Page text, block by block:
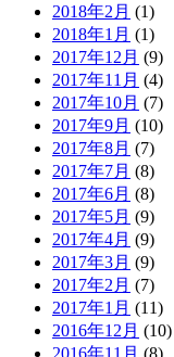
2018年2月 (1)
2018年1月 (1)
2017年12月 (9)
2017年11月 (4)
2017年10月 (7)
2017年9月 (10)
2017年8月 (7)
2017年7月 (8)
2017年6月 (8)
2017年5月 (9)
2017年4月 (9)
2017年3月 (9)
2017年2月 (7)
2017年1月 (11)
2016年12月 (10)
2016年11月 (8)